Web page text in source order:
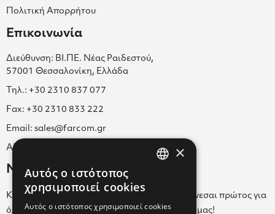
Πολιτική Απορρήτου
Επικοινωνία
Διεύθυνση: ΒΙ.ΠΕ. Νέας Ραιδεστού,
57001 Θεσσαλονίκη, Ελλάδα
Τηλ.: +30 2310 837 077
Fax: +30 2310 833 222
Email: sales@farcom.gr
ΑΡ.Γ.Ε.ΜΗ. 038365205000
Newsletter
Κάνε εγγραφή στο Newsletter για να ενημερώνεσαι πρώτος για
όλα τα νέα μας και τα ολοκαίνουρια προϊόντα μας!
×
Αυτός ο ιστότοπος
χρησιμοποιεί cookies
Αυτός ο ιστότοπος χρησιμοποιεί cookies